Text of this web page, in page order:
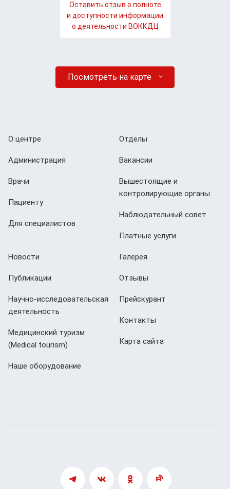
Оставить отзыв о полноте
и доступности информации
о деятельности ВОККДЦ
Посмотреть на карте
О центре
Администрация
Врачи
Пациенту
Для специалистов
Отделы
Вакансии
Вышестоящие и
контролирующие органы
Наблюдательный совет
Платные услуги
Новости
Публикации
Научно-исследовательская
деятельность
Медицинский туризм
(Мedical tourism)
Наше оборудование
Галерея
Отзывы
Прейскурант
Контакты
Карта сайта